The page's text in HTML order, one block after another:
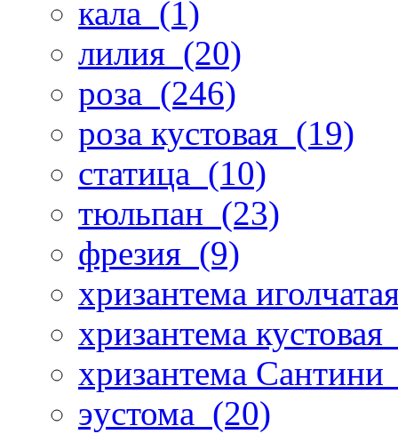
кала (1)
лилия (20)
роза (246)
роза кустовая (19)
статица (10)
тюльпан (23)
фрезия (9)
хризантема
хризантема кустовая
хризантема Сантини
эустома (20)